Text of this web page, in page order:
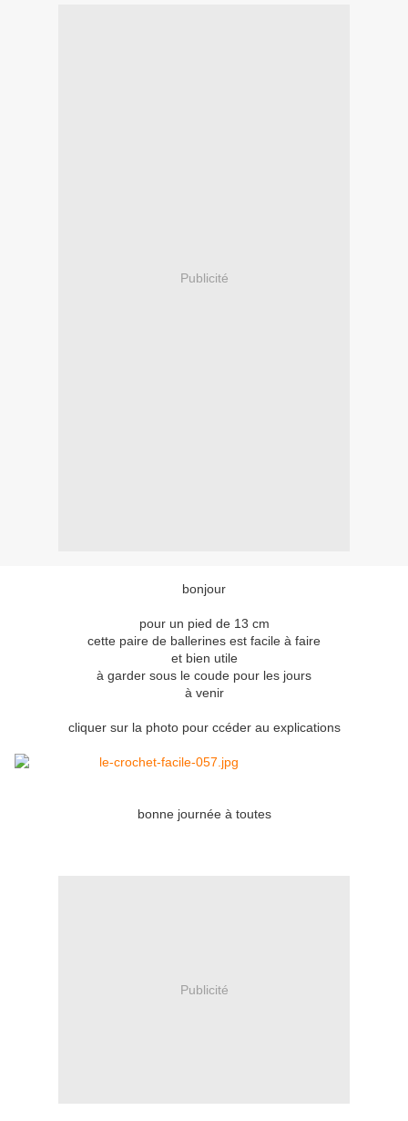
Publicité
bonjour
pour un pied de 13 cm
cette paire de ballerines est facile à faire
et bien utile
à garder sous le coude pour les jours
à venir
cliquer sur la photo pour ccéder au explications
bonne journée à toutes
Publicité